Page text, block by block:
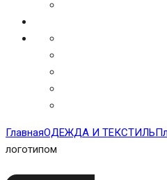
ГлавнаяОДЕЖДА И ТЕКСТИЛЬ
логотипом